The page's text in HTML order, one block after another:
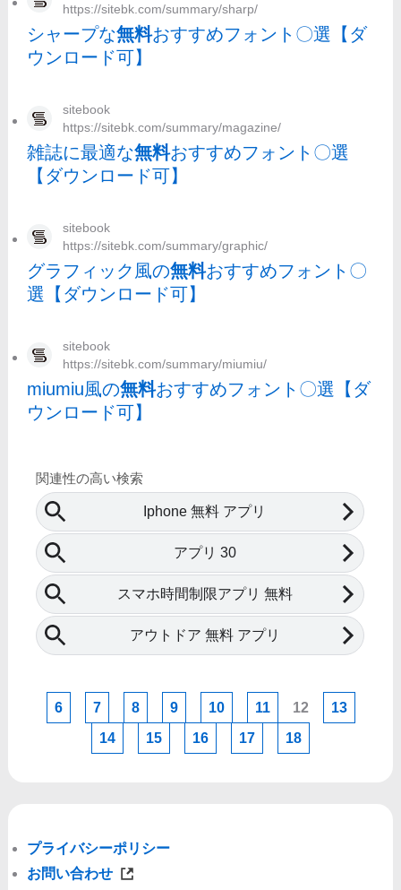
https://sitebk.com/summary/sharp/
シャープな無料おすすめフォント〇選【ダ
ウンロード可】
sitebook
https://sitebk.com/summary/magazine/
雑誌に最適な無料おすすめフォント〇選
【ダウンロード可】
sitebook
https://sitebk.com/summary/graphic/
グラフィック風の無料おすすめフォント〇
選【ダウンロード可】
sitebook
https://sitebk.com/summary/miumiu/
miumiu風の無料おすすめフォント〇選【ダ
ウンロード可】
6 7 8 9 10 11 12
13
14
15 16 17 18
プライバシーポリシー
お問い合わせ